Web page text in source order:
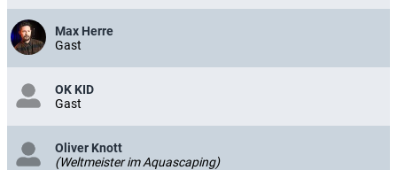
Max Herre
Gast
OK KID
Gast
Oliver Knott
(Weltmeister im Aquascaping)